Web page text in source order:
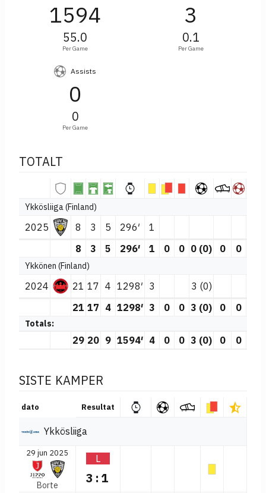
1594
55.0
Per Game
3
0.1
Per Game
Assists
0
0
Per Game
TOTALT
Ykkösliiga (Finland)
2025 8 3 5 296′
1
8
3 5 296′ 1 0 0 0 (0) 0 0
Ykkönen (Finland)
2024 21 17 4 1298′ 3
3 (0)
21 17 4 1298′ 3 0 0 3 (0) 0 0
Totals:
29 20 9 1594′ 4 0 0 3 (0) 0 0
SISTE KAMPER
dato Resultat
Ykkösliiga
29 jun 2025
Borte
L
3:1